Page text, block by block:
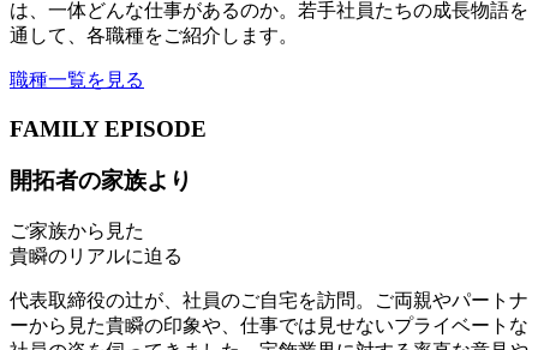
は、一体どんな仕事があるのか。若手社員たちの成長物語を
通して、各職種をご紹介します。
職種一覧を見る
FAMILY EPISODE
開拓者の家族より
ご家族から見た
貴瞬のリアルに迫る
代表取締役の辻が、社員のご自宅を訪問。ご両親やパートナ
ーから見た貴瞬の印象や、仕事では見せないプライベートな